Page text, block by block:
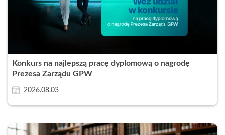
Konkurs na najlepszą pracę dyplomową o nagrodę
Prezesa Zarządu GPW
2026.08.03